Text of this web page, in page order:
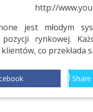
http://
jest młodym
pozycji rynkowej.
co